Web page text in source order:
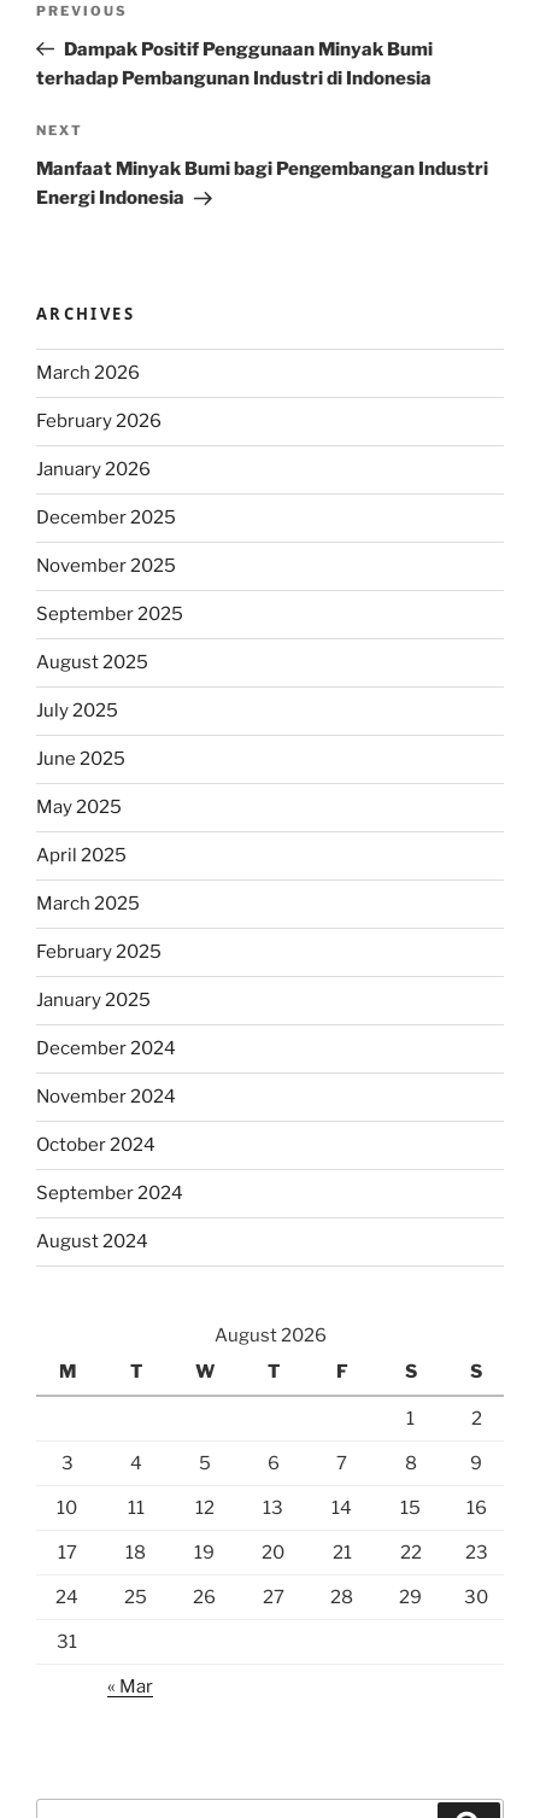
Previous
Post
PREVIOUS
Dampak Positif Penggunaan Minyak Bumi
terhadap Pembangunan Industri di Indonesia
Next
Post
NEXT
Manfaat Minyak Bumi bagi Pengembangan Industri
Energi Indonesia
ARCHIVES
March 2026
February 2026
January 2026
December 2025
November 2025
September 2025
August 2025
July 2025
June 2025
May 2025
April 2025
March 2025
February 2025
January 2025
December 2024
November 2024
October 2024
September 2024
August 2024
August 2026
M
T W T F S S
1 2
3 4 5 6 7 8 9
10 11 12 13 14 15 16
17 18 19 20 21 22 23
24 25 26 27 28 29 30
31
« Mar